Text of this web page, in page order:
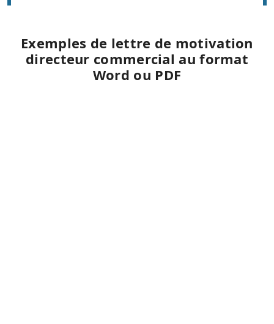
Exemples de lettre de motivation
directeur commercial au format
Word ou PDF